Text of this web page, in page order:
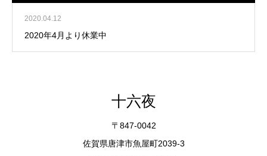
2020.04.12
2020年4月より休業中
十六夜
〒847-0042
佐賀県唐津市魚屋町2039-3